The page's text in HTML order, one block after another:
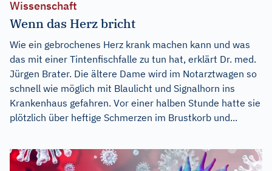
Wissenschaft
Wenn das Herz bricht
Wie ein gebrochenes Herz krank machen kann und was
das mit einer Tintenfischfalle zu tun hat, erklärt Dr. med.
Jürgen Brater. Die ältere Dame wird im Notarztwagen so
schnell wie möglich mit Blaulicht und Signalhorn ins
Krankenhaus gefahren. Vor einer halben Stunde hatte sie
plötzlich über heftige Schmerzen im Brustkorb und...